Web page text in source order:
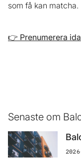
som få kan matcha.
👉 Prenumerera
Senaste om